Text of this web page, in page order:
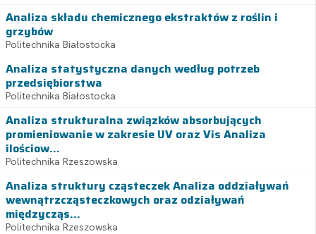
Analiza składu chemicznego ekstraktów z roślin i
grzybów
Politechnika Białostocka
Analiza statystyczna danych według potrzeb
przedsiębiorstwa
Politechnika Białostocka
Analiza strukturalna związków absorbujących
promieniowanie w zakresie UV oraz Vis Analiza
ilościow...
Politechnika Rzeszowska
Analiza struktury cząsteczek Analiza oddziaływań
wewnątrzcząsteczkowych oraz odziaływań
międzycząs...
Politechnika Rzeszowska